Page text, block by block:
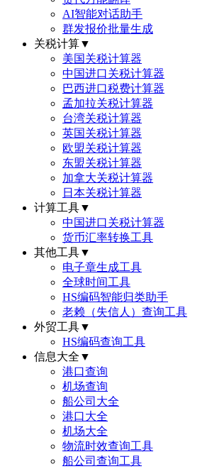
AI智能对话助手
群发报价批量生成
关税计算▼
美国关税计算器
中国进口关税计算器
巴西进口税费计算器
孟加拉关税计算器
台湾关税计算器
英国关税计算器
欧盟关税计算器
东盟关税计算器
加拿大关税计算器
日本关税计算器
计算工具▼
中国进口关税计算器
货币汇率转换工具
其他工具▼
电子章生成工具
全球时间工具
HS编码智能归类助手
老赖（失信人）查询工具
外贸工具▼
HS编码查询工具
信息大全 ▼
港口查询
机场查询
船公司大全
港口大全
机场大全
物流时效查询工具
船公司查询工具